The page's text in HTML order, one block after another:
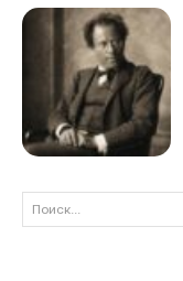
Поиск...